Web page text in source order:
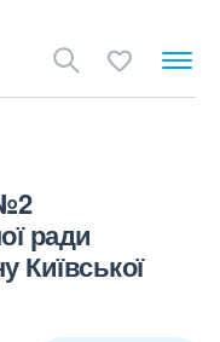
ради
Київської